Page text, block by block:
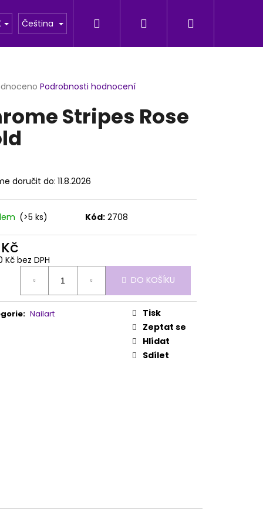
Fotogalerie
Čeština Přihlášení
Podrobnosti hodnocení
Stripes Rose
doručit do: 11.8.2026
(>5 ks) Kód: 2708
Kč bez DPH
DO KOŠÍKU
: Nailart
Tisk
Zeptat se
Hlídat
Sdílet
100/180 1KS